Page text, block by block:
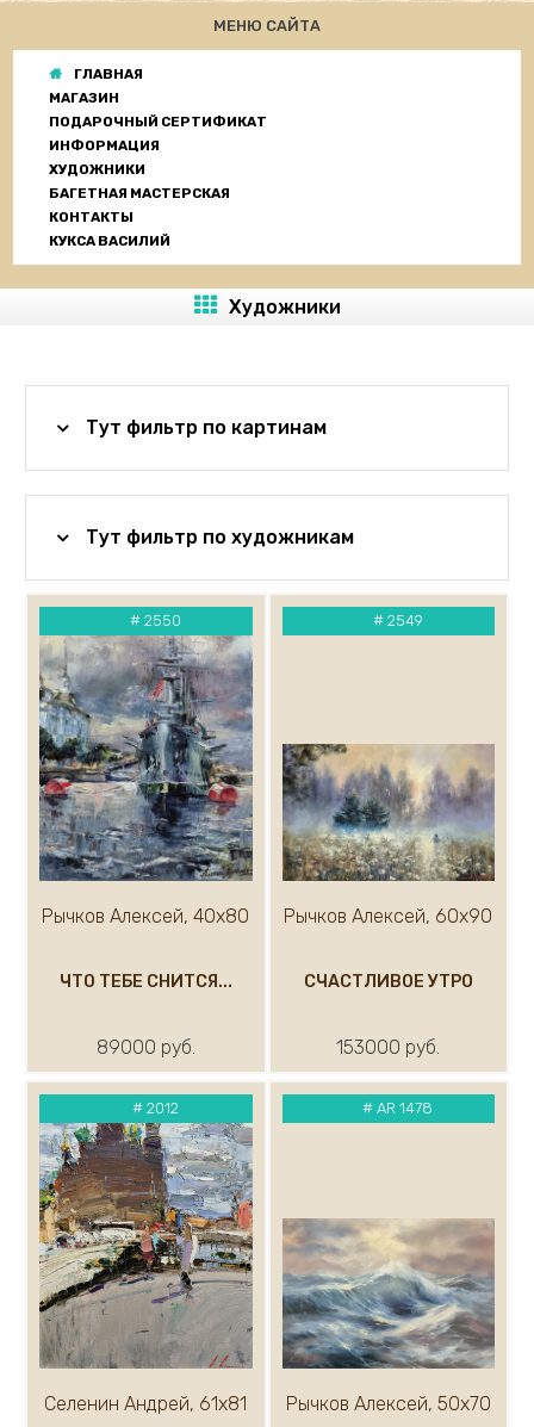
МЕНЮ САЙТА
ГЛАВНАЯ
МАГАЗИН
ПОДАРОЧНЫЙ СЕРТИФИКАТ
ИНФОРМАЦИЯ
ХУДОЖНИКИ
БАГЕТНАЯ МАСТЕРСКАЯ
КОНТАКТЫ
КУКСА ВАСИЛИЙ
Художники
Андреев Николай
Амаев Магомед
Анкушин Нил
Ануфриев Виктор
Аронов В.
Астахова Василиса
Атласова Галина
Атучин Стас
Ахлфорс Мария
Баженов Владимир
Базарин Александр
Байер Александр
Балахонов Дмитрий
Бейшеев Кемиль
Белокур Евгения
Бояджан Александр
Бровкин Сергей
Буцкий Павел
Васильева Марина
Быстров Валентин
Веранес Танита
Виноградов В.
Витюк Иван
Габитов Роберт
Гавриленок Юрий
Гареев Марсель
Галатов Юрий
Тут фильтр по картинам
Тут фильтр по художникам
# 2550
Рычков Алексей, 40х80
ЧТО ТЕБЕ СНИТСЯ...
89000 руб.
# 2549
Рычков Алексей, 60х90
СЧАСТЛИВОЕ УТРО
153000 руб.
# 2012
Селенин Андрей, 61х81
# AR 1478
Рычков Алексей, 50х70